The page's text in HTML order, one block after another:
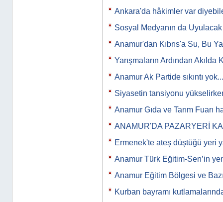
Ankara'da hâkimler var
Sosyal Medyanın da
Anamur'dan Kıbrıs'a Su, Bu
Yarışmaların Ardından Akılda
Anamur Ak Partide sıkıntı
Siyasetin tansiyonu
Anamur Gıda ve Tarım Fuarı
ANAMUR'DA PAZARYERİ
Ermenek'te ateş düştüğü yeri
Anamur Türk Eğitim-Sen’in
Anamur Eğitim Bölgesi ve
Kurban bayramı